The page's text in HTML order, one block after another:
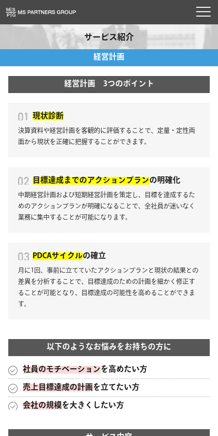
サービス紹介
経営計画
経営計画 3つのポイント
現状診断
決算資料や経営計画を客観的に評価することで、定量・定性両
面から現状を正確に把握することができます。
目標達成までのアクションプランの明確化
中期経営計画および短期経営計画を策定し、目標を達成するた
めのアクションプランが明確になることで、全社員が迷いなく
業務に集中することが可能になります。
PDCAサイクルの確立
月に1回、事前に立てていたアクションプランと現状の結果との
差異を分析することで、目標達成のための計画を細かく修正す
ることが可能となり、目標達成の可能性を高めることができま
す。
以下のようなお悩みをお持ちの方に
社員のモチベーションを高めたい方
売上目標達成の計画 を立てたい方
会社の規模を大きくしたい方